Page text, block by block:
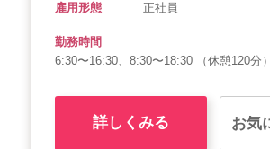
雇用形態 正社員
勤務時間
6:30〜16:30、8:30〜18:30 （休憩120分）
詳しくみる お気